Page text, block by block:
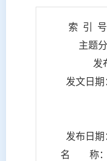
索 引
主题
发
发文日
发布日